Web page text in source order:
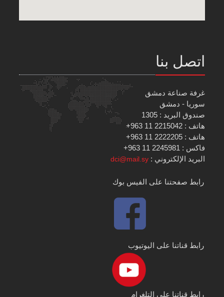
اتصل بنا
غرفة صناعة دمشق
سوريا - دمشق
صندوق البريد : 1305
هاتف : 2215042 11 963+
هاتف : 2222205 11 963+
فاكس : 2245981 11 963+
البريد الإلكتروني :dci@mail.sy
رابط صفحتنا على الفيس بوك
رابط قناتنا على اليوتيوب
رابط قناتنا على التلغرام